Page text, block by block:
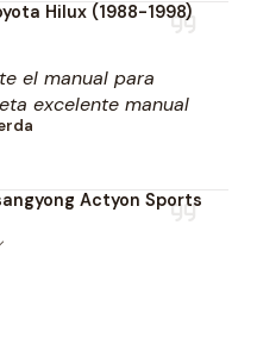
Hilux (1988-1998)
el manual para
excelente manual
Actyon Sports